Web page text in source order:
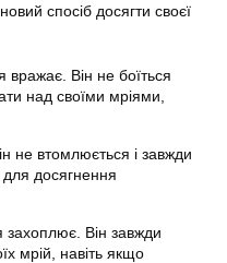
спосіб досягти своєї
вражає. Він не боїться
над своїми мріями,
не втомлюється і завжди
для досягнення
захоплює. Він завжди
мрій, навіть якщо